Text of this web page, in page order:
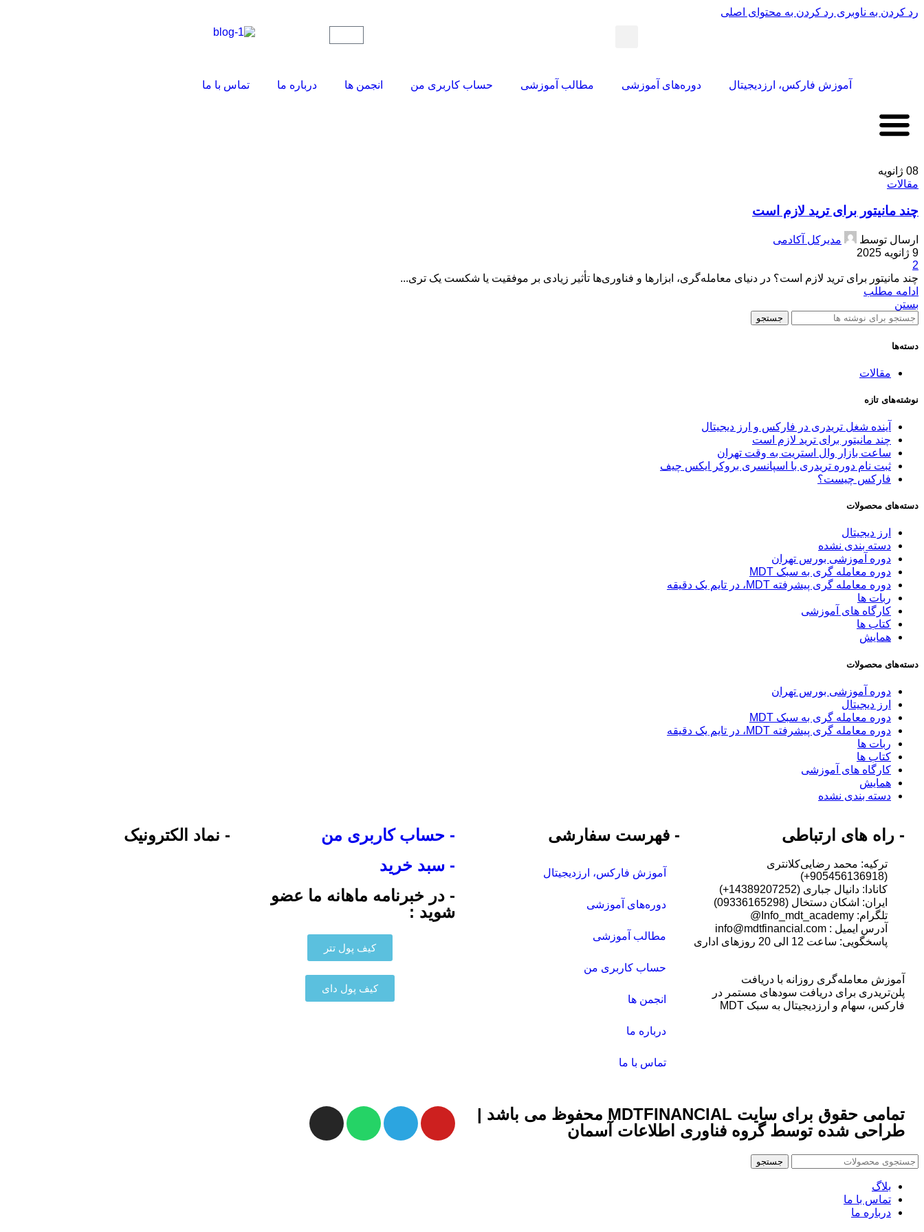
رد کردن به ناوبری رد کردن به محتوای اصلی
آموزش فارکس، ارزدیجیتال دوره‌های آموزشی مطالب آموزشی حساب کاربری من انجمن ها درباره ما تماس با ما
08 ژانویه
مقالات
چند مانیتور برای ترید لازم است
ارسال توسط
مدیرکل آکادمی
9 ژانویه 2025
2
چند مانیتور برای ترید لازم است؟ در دنیای معامله‌گری، ابزارها و فناوری‌ها تأثیر زیادی بر موفقیت یا شکست یک تری...
ادامه مطلب
بستن
جستجو
دسته‌ها
مقالات
نوشته‌های تازه
آینده شغل تریدری در فارکس و ارز دیجیتال
چند مانیتور برای ترید لازم است
ساعت بازار وال استریت به وقت تهران
ثبت نام دوره تریدری با اسپانسری بروکر ایکس چیف
فارکس چیست؟
دسته‌های محصولات
ارز دیجیتال
دسته بندی نشده
دوره آموزشی بورس تهران
دوره معامله گری به سبک MDT
دوره معامله گری پیشرفته MDT، در تایم یک دقیقه
ربات ها
کارگاه های آموزشی
کتاب ها
همایش
دسته‌های محصولات
دوره آموزشی بورس تهران
ارز دیجیتال
دوره معامله گری به سبک MDT
دوره معامله گری پیشرفته MDT، در تایم یک دقیقه
ربات ها
کتاب ها
کارگاه های آموزشی
همایش
دسته بندی نشده
- راه های ارتباطی
ترکیه: محمد رضایی‌کلانتری
(905456136918+)
کانادا: دانیال جباری (14389207252+)
ایران: اشکان دستخال (09336165298)
تلگرام: Info_mdt_academy@
آدرس ایمیل : info@mdtfinancial.com
پاسخگویی: ساعت 12 الی 20 روزهای اداری
آموزش معامله‌گری روزانه با دریافت
پلن‌تریدری برای دریافت سودهای مستمر در
فارکس، سهام و ارز‌دیجیتال به سبک MDT
- فهرست سفارشی
آموزش فارکس، ارزدیجیتال
دوره‌های آموزشی
مطالب آموزشی
حساب کاربری من
انجمن ها
درباره ما
تماس با ما
- حساب کاربری من
- سبد خرید
- در خبرنامه ماهانه ما عضو
شوید :
کیف پول تتر
کیف پول دای
- نماد الکترونیک
تمامی حقوق برای سایت MDTFINANCIAL محفوظ می باشد |
طراحی شده توسط گروه فناوری اطلاعات آسمان
جستجو
بلاگ
تماس با ما
درباره ما